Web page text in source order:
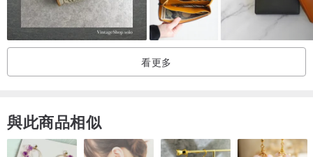
【注意事項】
1.避免刮傷、潮濕。如果淋濕或沾到水時，請馬上使用毛巾或乾淨的
2.真皮因本身生長紋理不同，部分小疤痕或天然痕跡屬正常現象，介
意者請慎下單。
看更多
與此商品相似